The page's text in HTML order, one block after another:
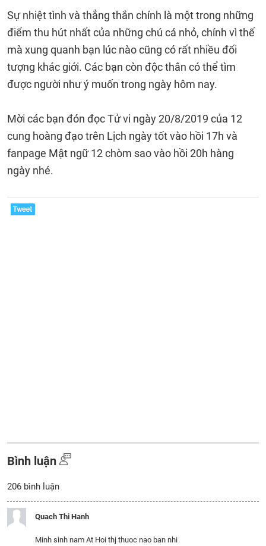
Sự nhiệt tình và thẳng thắn chính là một trong những
điểm thu hút nhất của những chú cá nhỏ, chính vì thế
mà xung quanh bạn lúc nào cũng có rất nhiều đối
tượng khác giới. Các bạn còn độc thân có thể tìm
được người như ý muốn trong ngày hôm nay.
Mời các bạn đón đọc Tử vi ngày 20/8/2019 của 12
cung hoàng đạo trên Lịch ngày tốt vào hồi 17h và
fanpage Mật ngữ 12 chòm sao vào hồi 20h hàng
ngày nhé.
Bình luận
206 bình luận
Quach Thi Hanh
Minh sinh nam At Hoi thj thuoc nao ban nhi